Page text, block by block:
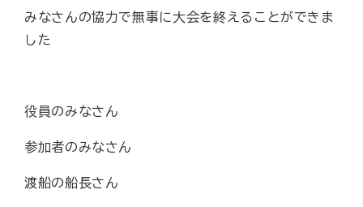
みなさんの協力で無事に大会を終えることができま
した
役員のみなさん
参加者のみなさん
渡船の船長さん